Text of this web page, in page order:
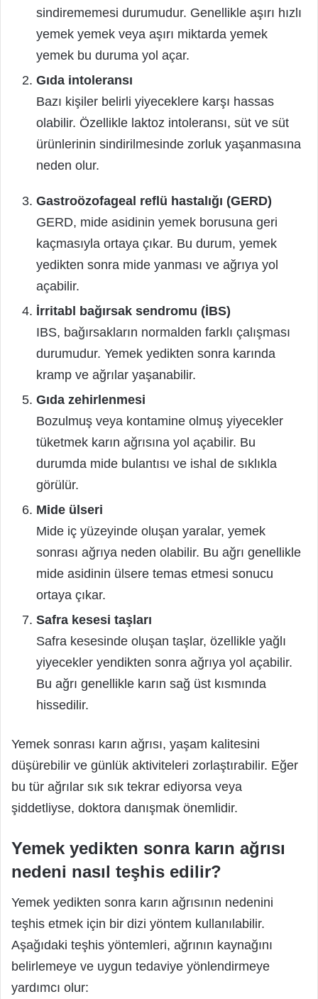
sindirememesi durumudur. Genellikle aşırı hızlı
yemek yemek veya aşırı miktarda yemek
yemek bu duruma yol açar.
Gıda intoleransı
Bazı kişiler belirli yiyeceklere karşı hassas
olabilir. Özellikle laktoz intoleransı, süt ve süt
ürünlerinin sindirilmesinde zorluk yaşanmasına
neden olur.
Gastroözofageal reflü hastalığı (GERD)
GERD, mide asidinin yemek borusuna geri
kaçmasıyla ortaya çıkar. Bu durum, yemek
yedikten sonra mide yanması ve ağrıya yol
açabilir.
İrritabl bağırsak sendromu (İBS)
IBS, bağırsakların normalden farklı çalışması
durumudur. Yemek yedikten sonra karında
kramp ve ağrılar yaşanabilir.
Gıda zehirlenmesi
Bozulmuş veya kontamine olmuş yiyecekler
tüketmek karın ağrısına yol açabilir. Bu
durumda mide bulantısı ve ishal de sıklıkla
görülür.
Mide ülseri
Mide iç yüzeyinde oluşan yaralar, yemek
sonrası ağrıya neden olabilir. Bu ağrı genellikle
mide asidinin ülsere temas etmesi sonucu
ortaya çıkar.
Safra kesesi taşları
Safra kesesinde oluşan taşlar, özellikle yağlı
yiyecekler yendikten sonra ağrıya yol açabilir.
Bu ağrı genellikle karın sağ üst kısmında
hissedilir.
Yemek sonrası karın ağrısı, yaşam kalitesini
düşürebilir ve günlük aktiviteleri zorlaştırabilir. Eğer
bu tür ağrılar sık sık tekrar ediyorsa veya
şiddetliyse, doktora danışmak önemlidir.
Yemek yedikten sonra karın ağrısı
nedeni nasıl teşhis edilir?
Yemek yedikten sonra karın ağrısının nedenini
teşhis etmek için bir dizi yöntem kullanılabilir.
Aşağıdaki teşhis yöntemleri, ağrının kaynağını
belirlemeye ve uygun tedaviye yönlendirmeye
yardımcı olur: